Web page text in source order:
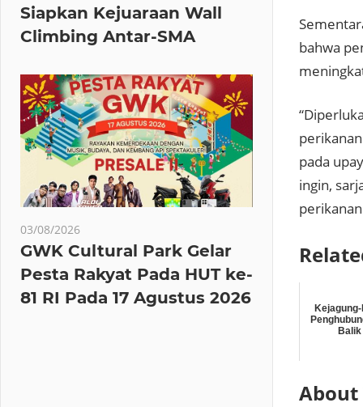
bahwa
pada
ingin,
Balik
About
Siapkan Kejuaraan Wall
Climbing Antar-SMA
03/08/2026
GWK Cultural Park Gelar
Pesta Rakyat Pada HUT ke-
81 RI Pada 17 Agustus 2026